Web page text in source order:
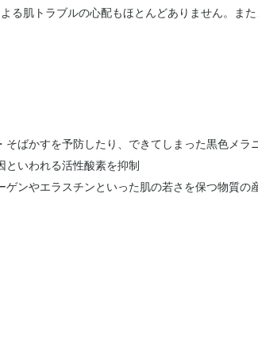
る肌トラブルの心配もほとんどありません。ま
そばかすを予防したり、できてしまった黒色メラ
いわれる活性酸素を抑制
ゲンやエラスチンといった肌の若さを保つ物質の